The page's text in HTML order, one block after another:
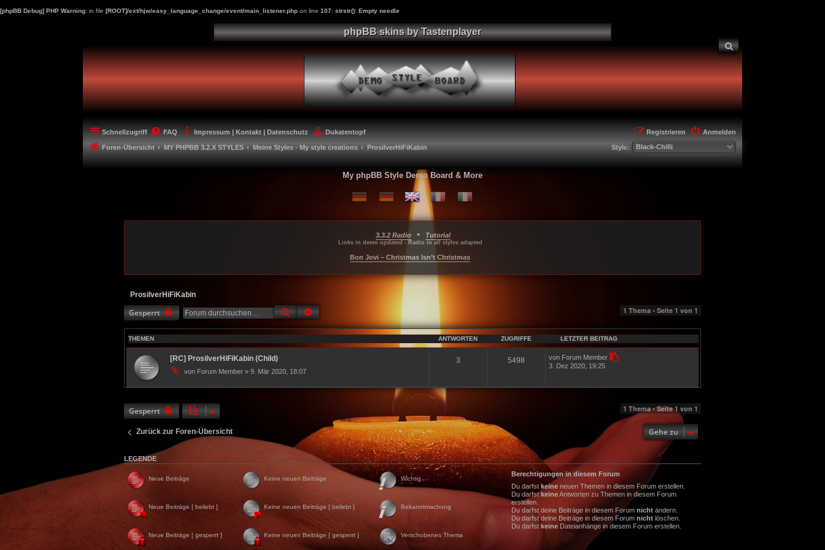
[phpBB Debug] PHP Warning: in file [ROOT]/ext/hjw/easy_language_change/event/main_listener.php on line 107: strstr(): Empty needle
phpBB skins by Tastenplayer
Suche
Schnellzugriff FAQ Impressum | Kontakt | Datenschutz Dukatentopf Anmelden
Registrieren
Foren-Übersicht MY PHPBB 3.2.X STYLES Meine Styles - My style creations ProsilverHiFiKabin Style:
My phpBB Style Demo Board & More
3.3.2 Radio... •... Tutorial
Links in demo updated - Radio in all styles adapted
Bon Jovi – Christmas Isn’t Christmas
ProsilverHiFiKabin
Gesperrt Suche 1 Thema • Seite1 von1
THEMEN ANTWORTEN ZUGRIFFE LETZTER BEITRAG
[RC] ProsilverHiFiKabin (Child)
von Forum Member » 9. Mär 2020, 18:07
3 5498
von Forum Member
3. Dez 2020, 19:25
Gesperrt 1 Thema • Seite1 von1
Zurück zur Foren-Übersicht Gehe zu
Berechtigungen in diesem Forum
Du darfstkeine neuen Themen in diesem Forum erstellen.
Du darfstkeineAntworten zu Themen in diesem Forum
erstellen.
Du darfst deine Beiträge in diesem Forumnicht ändern.
Du darfst deine Beiträge in diesem Forumnicht löschen.
Du darfstkeine Dateianhänge in diesem Forum erstellen.
LEGENDE
Neue Beiträge
Neue Beiträge [ beliebt ]
Neue Beiträge [ gesperrt ]
Keine neuen Beiträge
Keine neuen Beiträge [ beliebt ]
Keine neuen Beiträge [ gesperrt ]
Wichtig
Bekanntmachung
Verschobenes Thema